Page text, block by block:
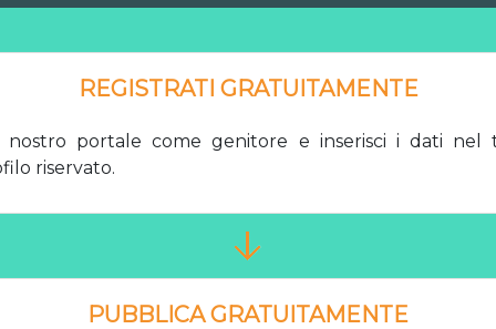
REGISTRATI GRATUITAMENTE
nostro portale come genitore e inserisci i dati nel
riservato.
PUBBLICA GRATUITAMENTE